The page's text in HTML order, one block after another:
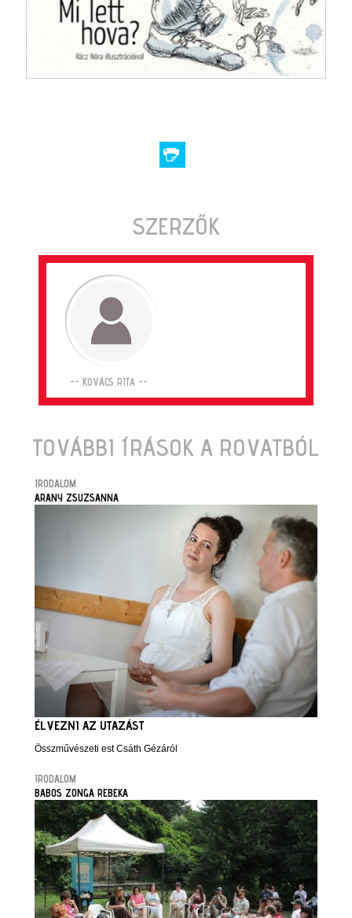
SZERZŐK
-- KOVÁCS RITA --
TOVÁBBI ÍRÁSOK A ROVATBÓL
IRODALOM
ARANY ZSUZSANNA
ÉLVEZNI AZ UTAZÁST
Összművészeti est Csáth Gézáról
IRODALOM
BABOS ZONGA REBEKA